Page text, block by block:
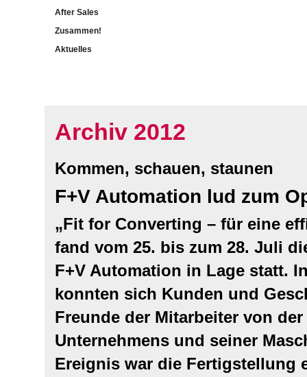
After Sales
Zusammen!
Aktuelles
Archiv 2012
Kommen, schauen, staunen
F+V Automation lud zum
„Fit for Converting – für eine
fand vom 25. bis zum 28. Juli
F+V Automation in Lage statt.
konnten sich Kunden und
Freunde der Mitarbeiter von
Unternehmens und seiner
Ereignis war die Fertigstellung